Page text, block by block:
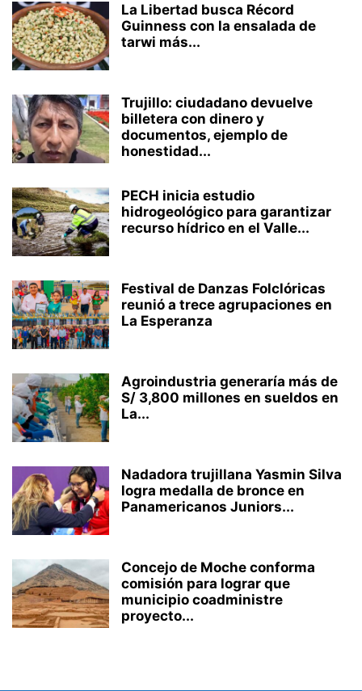
La Libertad busca Récord
Guinness con la ensalada de
tarwi más...
Trujillo: ciudadano devuelve
billetera con dinero y
documentos, ejemplo de
honestidad...
PECH inicia estudio
hidrogeológico para garantizar
recurso hídrico en el Valle...
Festival de Danzas Folclóricas
reunió a trece agrupaciones en
La Esperanza
Agroindustria generaría más de
S/ 3,800 millones en sueldos en
La...
Nadadora trujillana Yasmin Silva
logra medalla de bronce en
Panamericanos Juniors...
Concejo de Moche conforma
comisión para lograr que
municipio coadministre
proyecto...